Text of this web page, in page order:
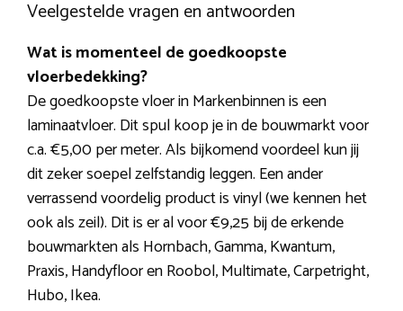
Veelgestelde vragen en antwoorden
Wat is momenteel de goedkoopste
vloerbedekking?
De goedkoopste vloer in Markenbinnen is een
laminaatvloer. Dit spul koop je in de bouwmarkt voor
c.a. €5,00 per meter. Als bijkomend voordeel kun jij
dit zeker soepel zelfstandig leggen. Een ander
verrassend voordelig product is vinyl (we kennen het
ook als zeil). Dit is er al voor €9,25 bij de erkende
bouwmarkten als Hornbach, Gamma, Kwantum,
Praxis, Handyfloor en Roobol, Multimate, Carpetright,
Hubo, Ikea.